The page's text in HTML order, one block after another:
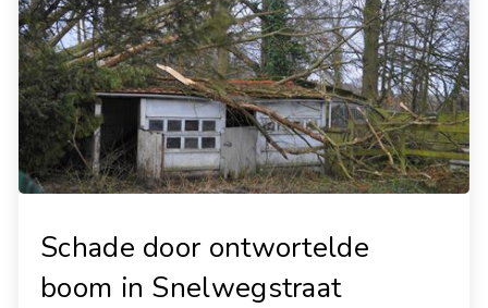
Schade door ontwortelde
boom in Snelwegstraat